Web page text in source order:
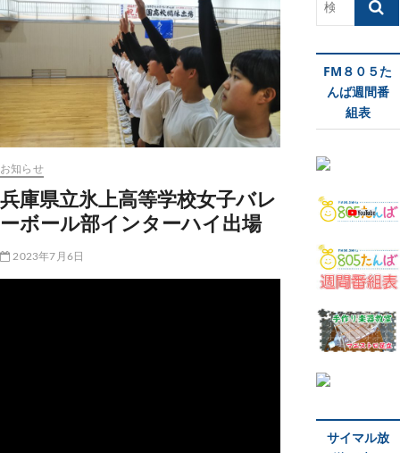
お知らせ
兵庫県立氷上高等学校女子バレ
ーボール部インターハイ出場
2023年7月6日
FM８０５た
んば週間番
組表
サイマル放